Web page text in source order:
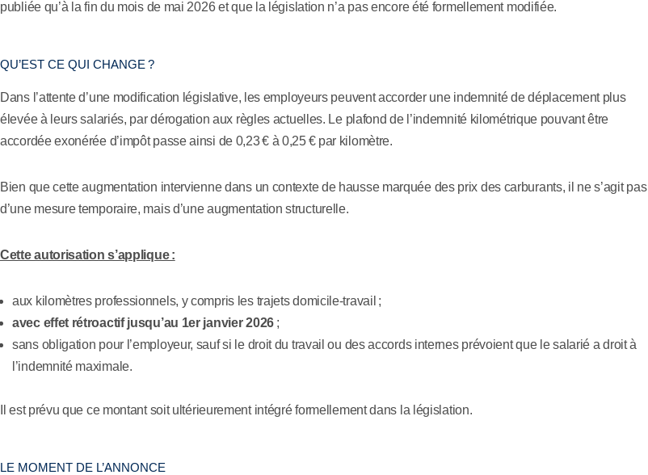
publiée qu’à la fin du mois de mai 2026 et que la législation n’a pas encore été formellement modifiée.
QU’EST CE QUI CHANGE ?
Dans l’attente d’une modification législative, les employeurs peuvent accorder une indemnité de déplacement plus
élevée à leurs salariés, par dérogation aux règles actuelles. Le plafond de l’indemnité kilométrique pouvant être
accordée exonérée d’impôt passe ainsi de 0,23 € à 0,25 € par kilomètre.
Bien que cette augmentation intervienne dans un contexte de hausse marquée des prix des carburants, il ne s’agit pas
d’une mesure temporaire, mais d’une augmentation structurelle.
Cette autorisation s’applique :
aux kilomètres professionnels, y compris les trajets domicile‑travail ;
avec effet rétroactif jusqu’au 1er janvier 2026;
sans obligation pour l’employeur, sauf si le droit du travail ou des accords internes prévoient que le salarié a droit à
l’indemnité maximale.
Il est prévu que ce montant soit ultérieurement intégré formellement dans la législation.
LE MOMENT DE L’ANNONCE